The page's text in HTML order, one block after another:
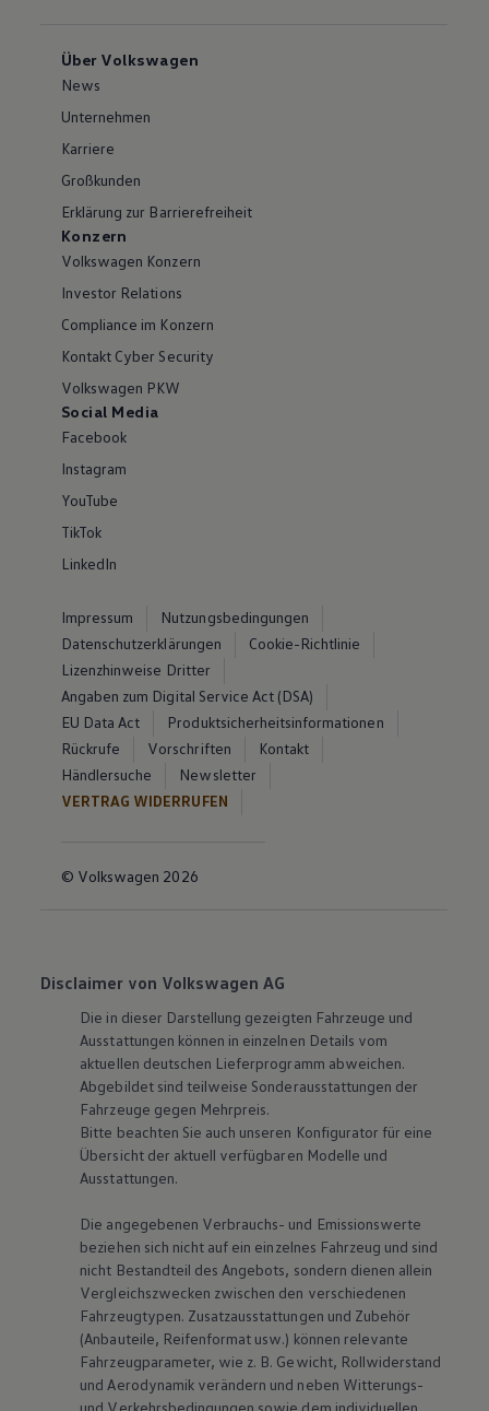
Über Volkswagen
News
Unternehmen
Karriere
Großkunden
Erklärung zur Barrierefreiheit
Konzern
Volkswagen Konzern
Investor Relations
Compliance im Konzern
Kontakt Cyber Security
Volkswagen PKW
Social Media
Facebook
Instagram
YouTube
TikTok
LinkedIn
Impressum
Nutzungsbedingungen
Datenschutzerklärungen
Cookie-Richtlinie
Lizenzhinweise Dritter
Angaben zum Digital Service Act (DSA)
EU Data Act
Produktsicherheitsinformationen
Rückrufe
Vorschriften
Kontakt
Händlersuche
Newsletter
VERTRAG WIDERRUFEN
© Volkswagen 2026
Disclaimer von Volkswagen AG
Die in dieser Darstellung gezeigten Fahrzeuge und
Ausstattungen können in einzelnen Details vom
aktuellen deutschen Lieferprogramm abweichen.
Abgebildet sind teilweise Sonderausstattungen der
Fahrzeuge gegen Mehrpreis.
Bitte beachten Sie auch unseren Konfigurator für eine
Übersicht der aktuell verfügbaren Modelle und
Ausstattungen.
Die angegebenen Verbrauchs- und Emissionswerte
beziehen sich nicht auf ein einzelnes Fahrzeug und sind
nicht Bestandteil des Angebots, sondern dienen allein
Vergleichszwecken zwischen den verschiedenen
Fahrzeugtypen. Zusatzausstattungen und Zubehör
(Anbauteile, Reifenformat usw.) können relevante
Fahrzeugparameter, wie z. B. Gewicht, Rollwiderstand
und Aerodynamik verändern und neben Witterungs-